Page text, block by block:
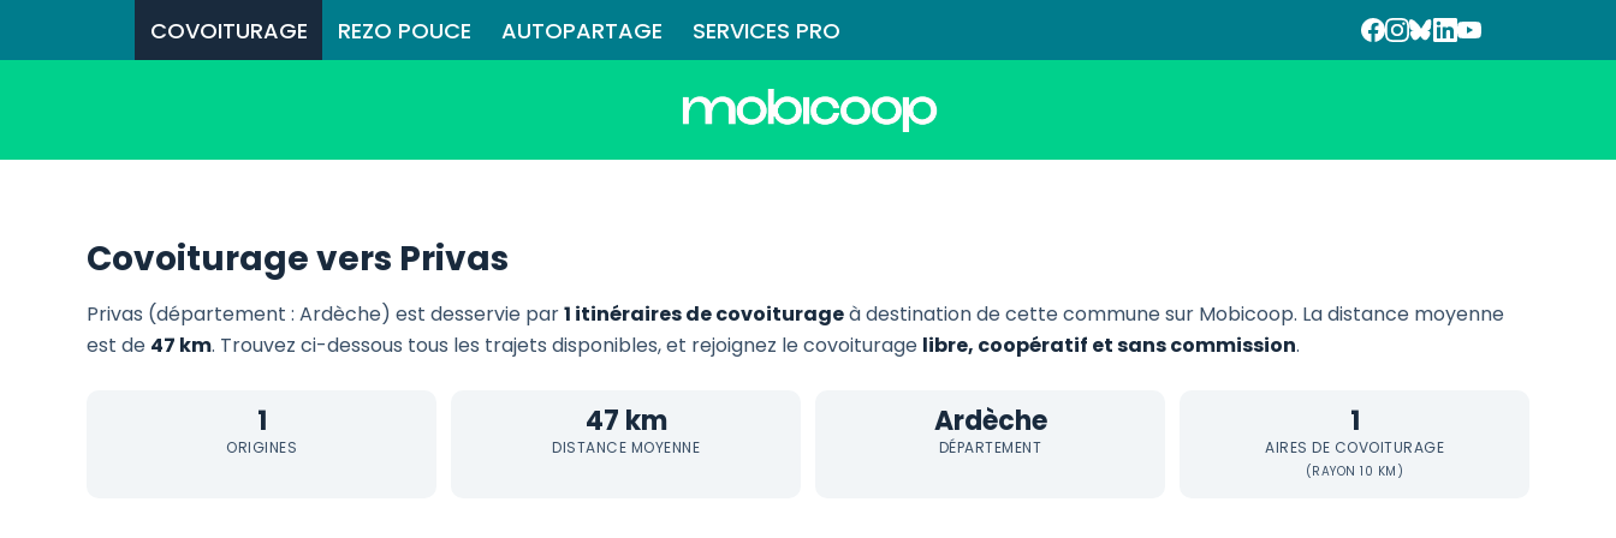
COVOITURAGE REZO POUCE AUTOPARTAGE SERVICES PRO
Covoiturage vers Privas
Privas (département : Ardèche) est desservie par1 itinéraires de covoiturageà destination de cette commune sur Mobicoop. La distance moyenne
est de 47 km. Trouvez ci-dessous tous les trajets disponibles, et rejoignez le covoiturage libre, coopératif et sans commission.
1
ORIGINES
47 km
DISTANCE MOYENNE
Ardèche
DÉPARTEMENT
1
AIRES DE COVOITURAGE
(RAYON 10 KM)